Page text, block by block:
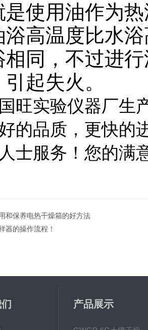
是使用油作为
浴高温度比水
相同，不过进
起失火。
旺实验仪器厂生
的品质，更快的
士服务！您的满
和保养电热干燥箱的好方法
器的操作流程！
产品展示